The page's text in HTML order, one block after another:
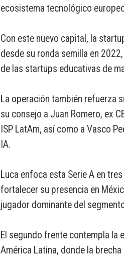
ecosistema tecnológico
Con este nuevo capital, la
desde su ronda semilla en
de las startups educativas de
La operación también refuerza
su consejo a Juan Romero, ex
ISP LatAm, así como a Vasco
IA.
Luca enfoca esta Serie A en
fortalecer su presencia en
jugador dominante del
El segundo frente contempla la
América Latina, donde la